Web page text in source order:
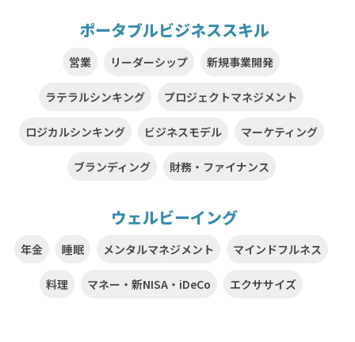
ポータブルビジネススキル
営業 リーダーシップ 新規事業開発
ラテラルシンキング プロジェクトマネジメント
ロジカルシンキング ビジネスモデル マーケティング
ブランディング 財務・ファイナンス
ウェルビーイング
年金 睡眠 メンタルマネジメント マインドフルネス
料理 マネー・新NISA・iDeCo エクササイズ